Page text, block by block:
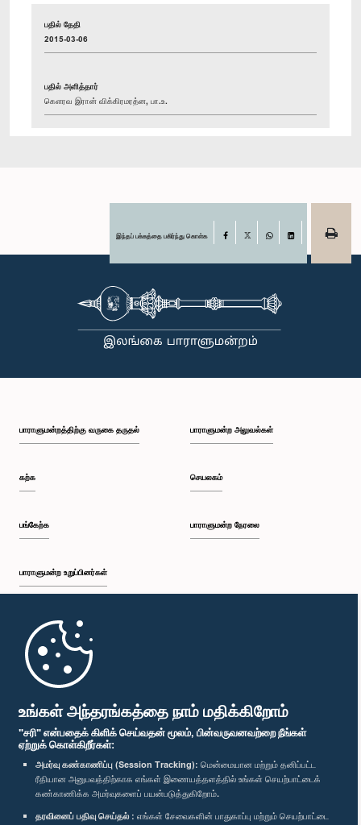
உங்கள் அந்தரங்கத்தை நாம் மதிக்கிறோம்
"சரி" என்பதைக் கிளிக் செய்வதன் மூலம், பின்வருவனவற்றை நீங்கள்
ஏற்றுக் கொள்கிறீர்கள்:
அமர்வு கண்காணிப்பு (Session Tracking): மென்மையான மற்றும் தனிப்பட்ட
ரீதியான அனுபவத்திற்காக எங்கள் இணையத்தளத்தில் உங்கள் செயற்பாட்டைக்
கண்காணிக்க அமர்வுகளைப் பயன்படுத்துகிறோம்.
தரவினைப் பதிவு செய்தல் : எங்கள் சேவைகளின் பாதுகாப்பு மற்றும் செயற்பாட்டை
பதில் தேதி
2015-03-06
பதில் அளித்தார்
கௌரவ இரான் விக்கிரமரத்ன, பா.உ.
இந்தப் பக்கத்தை பகிர்ந்து கொள்க Facebook
பாராளுமன்றத்திற்கு வருகை தருதல்
கற்க
பங்கேற்க
பாராளுமன்ற உறுப்பினர்கள்
முதற்பக்கம்
பாராளுமன்ற அலுவல்கள்
செயலகம்
பாராளுமன்ற நேரலை
பாராளுமன்ற கையடக்க செயலி
எம்மை பின்தொடர்க :